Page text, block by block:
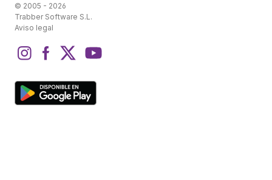
© 2005 - 2026
Trabber Software S.L.
Aviso legal